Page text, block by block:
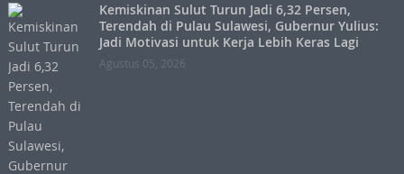
Kemiskinan Sulut Turun Jadi 6,32 Persen,
Terendah di Pulau Sulawesi, Gubernur Yulius:
Jadi Motivasi untuk Kerja Lebih Keras Lagi
Agustus 05, 2026